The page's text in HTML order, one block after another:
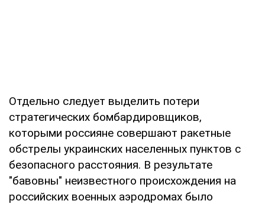
Отдельно следует выделить потери
стратегических бомбардировщиков,
которыми россияне совершают ракетные
обстрелы украинских населенных пунктов с
безопасного расстояния. В результате
"бавовны" неизвестного происхождения на
российских военных аэродромах было